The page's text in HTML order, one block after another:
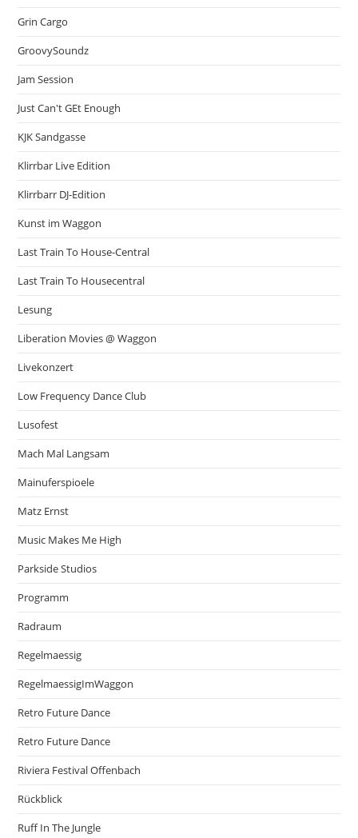
Grin Cargo
GroovySoundz
Jam Session
Just Can't GEt Enough
KJK Sandgasse
Klirrbar Live Edition
Klirrbarr DJ-Edition
Kunst im Waggon
Last Train To House-Central
Last Train To Housecentral
Lesung
Liberation Movies @ Waggon
Livekonzert
Low Frequency Dance Club
Lusofest
Mach Mal Langsam
Mainuferspioele
Matz Ernst
Music Makes Me High
Parkside Studios
Programm
Radraum
Regelmaessig
RegelmaessigImWaggon
Retro Future Dance
Retro Future Dance
Riviera Festival Offenbach
Rückblick
Ruff In The Jungle